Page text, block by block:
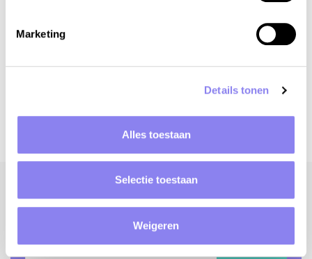
Marketing
Details tonen
Alles toestaan
Selectie toestaan
Weigeren
Aquitaine, Gironde, Labarde
Ontvang onze reistips